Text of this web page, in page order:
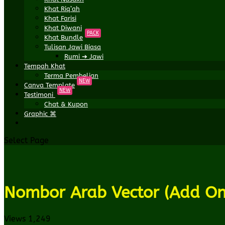
Khat Riq’ah
Khat Farisi
Khat Diwani
Khat Bundle
PACK
Tulisan Jawi Biasa
Rumi ➔ Jawi
Tempah Khat
Terma Pembelian
Canva Template
NEW
Testimoni
NEW
Chat & Kupon
Graphic ⌘
Select Page
Nombor Arab Vector (Add
Views 1,249